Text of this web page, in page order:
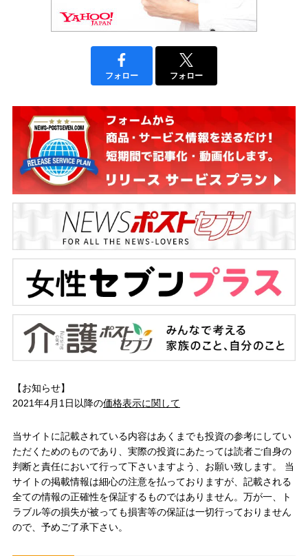
フォロー フォロー
【お知らせ】
2021年4月1日以降の価格表示に関して
当サイトに記載されている内容はあくまでも投資の参考にしてい
ただくためのものであり、実際の投資にあたっては読者ご自身の
判断と責任において行って下さいますよう、お願い致します。 当
サイトの掲載情報は細心の注意を払っておりますが、記載される
全ての情報の正確性を保証するものではありません。万が一、ト
ラブル等の損失が被っても損害等の保証は一切行っておりません
ので、予めご了承下さい。